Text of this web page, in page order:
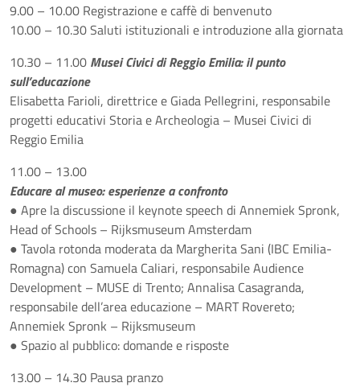
9.00 – 10.00 Registrazione e caffè di benvenuto
10.00 – 10.30 Saluti istituzionali e introduzione alla giornata
10.30 – 11.00 Musei Civici di Reggio Emilia: il punto
sull’educazione
Elisabetta Farioli, direttrice e Giada Pellegrini, responsabile
progetti educativi Storia e Archeologia – Musei Civici di
Reggio Emilia
11.00 – 13.00
Educare al museo: esperienze a confronto
● Apre la discussione il keynote speech di Annemiek Spronk,
Head of Schools – Rijksmuseum Amsterdam
● Tavola rotonda moderata da Margherita Sani (IBC Emilia-
Romagna) con Samuela Caliari, responsabile Audience
Development – MUSE di Trento; Annalisa Casagranda,
responsabile dell’area educazione – MART Rovereto;
Annemiek Spronk – Rijksmuseum
● Spazio al pubblico: domande e risposte
13.00 – 14.30 Pausa pranzo